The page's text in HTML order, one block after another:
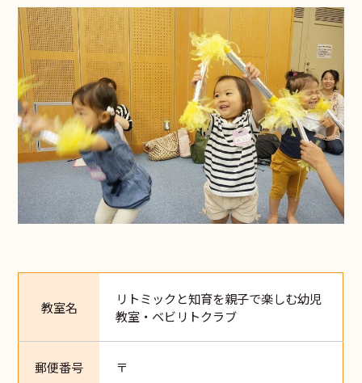
教室名
リトミックと知育を親子で楽しむ幼児
教室・ベビリトクラブ
郵便番号 〒